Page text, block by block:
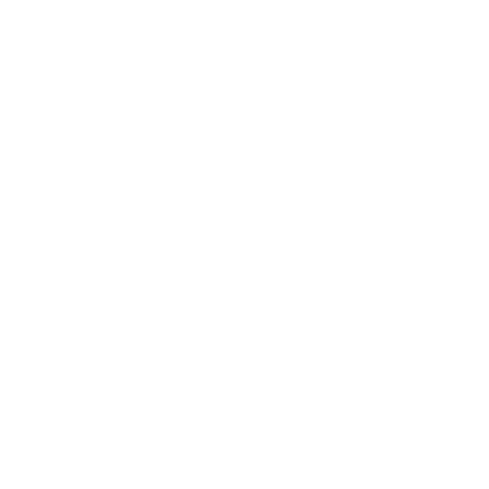
き作成されるも
をご了承くださ
ようお願いしま
ズにご登録され
はありません。
品に未対応品が
年1月12日よ
) : 1000ppm、
、
ない年数を意
これらの製造装
通知します。
ムロン制御